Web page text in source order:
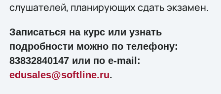
слушателей, планирующих сдать экзамен.
Записаться на курс или узнать
подробности можно по телефону:
83832840147 или по e-mail:
edusales@softline.ru.